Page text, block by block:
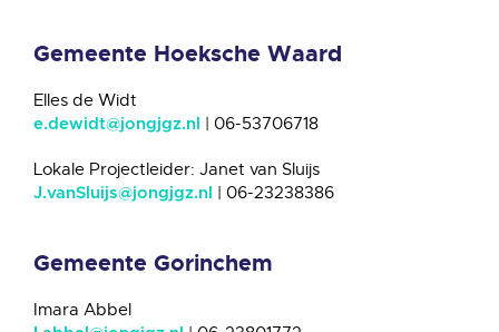
Gemeente Hoeksche Waard
Elles de Widt
e.dewidt@jongjgz.nl | 06-53706718
Lokale Projectleider: Janet van Sluijs
J.vanSluijs@jongjgz.nl | 06-23238386
Gemeente Gorinchem
Imara Abbel